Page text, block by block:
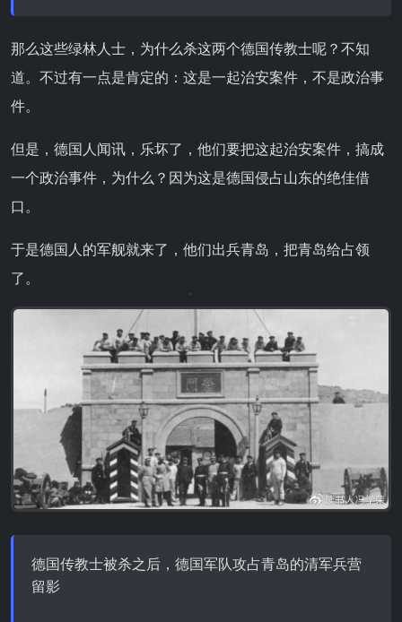
那么这些绿林人士，为什么杀这两个德国传教士呢？不知
道。不过有一点是肯定的：这是一起治安案件，不是政治事
件。
但是，德国人闻讯，乐坏了，他们要把这起治安案件，搞成
一个政治事件，为什么？因为这是德国侵占山东的绝佳借
口。
于是德国人的军舰就来了，他们出兵青岛，把青岛给占领
了。
德国传教士被杀之后，德国军队攻占青岛的清军兵营
留影